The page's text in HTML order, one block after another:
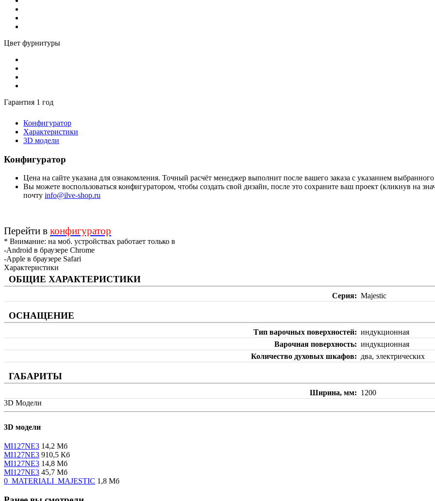
Цвет фурнитуры
Гарантия 1 год
Конфигуратор
Характеристики
3D модели
Конфигуратор
Цена на сайте указана для ознакомления. Точный расчёт менеджер выполнит после вашего заказа с указанием
Вы можете воспользоваться конфигуратором, чтобы создать свой дизайн, после это сохраните ваш проект (кликнув на
почту info@ilve-shop.ru
Перейти в конфигуратор
* Внимание: на моб. устройствах работает только в
-Android в браузере Chrome
-Apple в браузере Safari
Характеристики
ОБЩИЕ ХАРАКТЕРИСТИКИ
Серия Majestic
ОСНАЩЕНИЕ
Тип варочных поверхностей
индукционная
Варочная поверхность
индукционная
Количество духовых шкафов
два, электрических
ГАБАРИТЫ
Ширина, мм
1200
3D Модели
3D модели
MI127NE3 14,2 Мб
MI127NE3 910,5 Кб
MI127NE3 14,8 Мб
MI127NE3 45,7 Мб
0_MATERIALI_MAJESTIC 1,8 Мб